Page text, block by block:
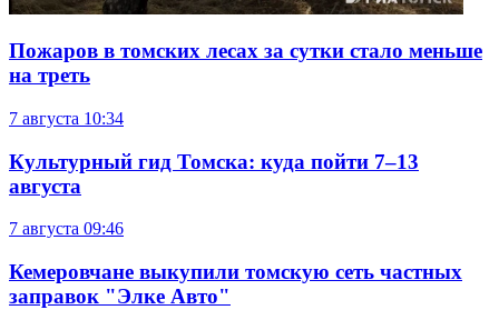
Пожаров в томских лесах за сутки стало меньше
на треть
7 августа 10:34
Культурный гид Томска: куда пойти 7–13
августа
7 августа 09:46
Кемеровчане выкупили томскую сеть частных
заправок "Элке Авто"